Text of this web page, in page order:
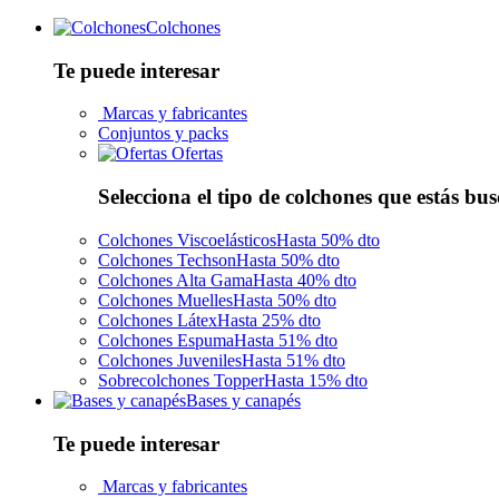
Colchones
Te puede interesar
Marcas y fabricantes
Conjuntos y packs
Ofertas
Selecciona el tipo de colchones que estás
Colchones ViscoelásticosHasta 50% dto
Colchones TechsonHasta 50% dto
Colchones Alta GamaHasta 40% dto
Colchones MuellesHasta 50% dto
Colchones LátexHasta 25% dto
Colchones EspumaHasta 51% dto
Colchones JuvenilesHasta 51% dto
Sobrecolchones TopperHasta 15% dto
Bases y canapés
Te puede interesar
Marcas y fabricantes